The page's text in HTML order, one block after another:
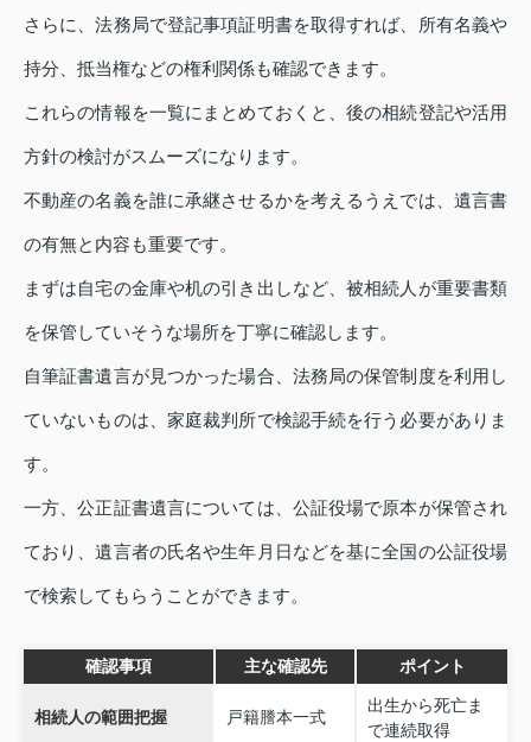
さらに、法務局で登記事項証明書を取得すれば、所有名義や
持分、抵当権などの権利関係も確認できます。
これらの情報を一覧にまとめておくと、後の相続登記や活用
方針の検討がスムーズになります。
不動産の名義を誰に承継させるかを考えるうえでは、遺言書
の有無と内容も重要です。
まずは自宅の金庫や机の引き出しなど、被相続人が重要書類
を保管していそうな場所を丁寧に確認します。
自筆証書遺言が見つかった場合、法務局の保管制度を利用し
ていないものは、家庭裁判所で検認手続を行う必要がありま
す。
一方、公正証書遺言については、公証役場で原本が保管され
ており、遺言者の氏名や生年月日などを基に全国の公証役場
で検索してもらうことができます。
確認事項 主な確認先 ポイント
相続人の範囲把握 戸籍謄本一式
出生から死亡ま
で連続取得